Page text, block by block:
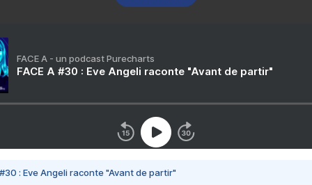
FACE A - un podcast Purecharts
FACE A #30 : Eve Angeli raconte "Avant de partir"
#30 : Eve Angeli raconte "Avant de partir"